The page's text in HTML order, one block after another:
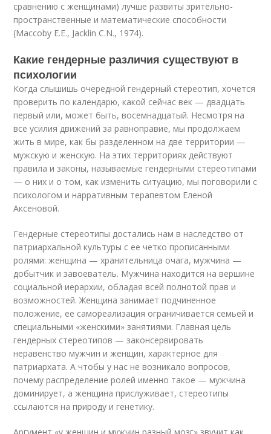
сравнению с женщинами) лучше развиты зрительно-
пространственные и математические способности
(Maccoby Е.Е., Jacklin С.N., 1974).
Какие гендерные различия существуют в
психологии
Когда слышишь очередной гендерный стереотип, хочется
проверить по календарю, какой сейчас век — двадцать
первый или, может быть, восемнадцатый. Несмотря на
все усилия движений за равноправие, мы продолжаем
жить в мире, как бы разделенном на две территории —
мужскую и женскую. На этих территориях действуют
правила и законы, называемые гендерными стереотипами
— о них и о том, как изменить ситуацию, мы поговорили с
психологом и нарративным терапевтом Еленой
Аксеновой.
Гендерные стереотипы достались нам в наследство от
патриархальной культуры с ее четко прописанными
ролями: женщина — хранительница очага, мужчина —
добытчик и завоеватель. Мужчина находится на вершине
социальной иерархии, обладая всей полнотой прав и
возможностей. Женщина занимает подчиненное
положение, ее самореализация ограничивается семьей и
специальными «женскими» занятиями. Главная цель
гендерных стереотипов — законсервировать
неравенство мужчин и женщин, характерное для
патриархата. А чтобы у нас не возникало вопросов,
почему распределение ролей именно такое — мужчина
доминирует, а женщина прислуживает, стереотипы
ссылаются на природу и генетику.